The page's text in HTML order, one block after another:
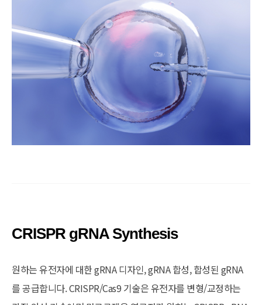
CRISPR gRNA Synthesis
원하는 유전자에 대한 gRNA 디자인, gRNA 합성, 합성된 gRNA
를 공급합니다. CRISPR/Cas9 기술은 유전자를 변형/교정하는